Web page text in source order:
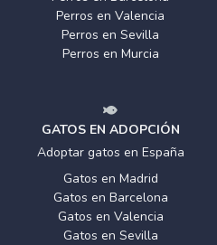
Perros en Valencia
Perros en Sevilla
Perros en Murcia
GATOS EN ADOPCIÓN
Adoptar gatos en España
Gatos en Madrid
Gatos en Barcelona
Gatos en Valencia
Gatos en Sevilla